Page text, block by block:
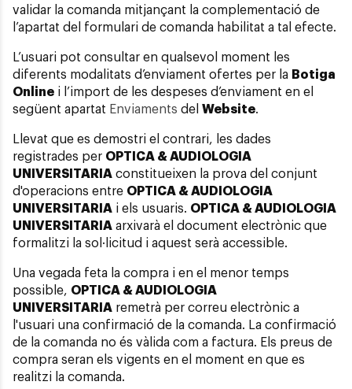
validar la comanda mitjançant la complementació de
l’apartat del formulari de comanda habilitat a tal efecte.
L’usuari pot consultar en qualsevol moment les
diferents modalitats d’enviament ofertes per la Botiga
Online i l’import de les despeses d’enviament en el
següent apartat Enviaments del Website.
Llevat que es demostri el contrari, les dades
registrades per OPTICA & AUDIOLOGIA
UNIVERSITARIA constitueixen la prova del conjunt
d'operacions entre OPTICA & AUDIOLOGIA
UNIVERSITARIA i els usuaris. OPTICA & AUDIOLOGIA
UNIVERSITARIA arxivarà el document electrònic que
formalitzi la sol·licitud i aquest serà accessible.
Una vegada feta la compra i en el menor temps
possible, OPTICA & AUDIOLOGIA
UNIVERSITARIA remetrà per correu electrònic a
l'usuari una confirmació de la comanda. La confirmació
de la comanda no és vàlida com a factura. Els preus de
compra seran els vigents en el moment en que es
realitzi la comanda.